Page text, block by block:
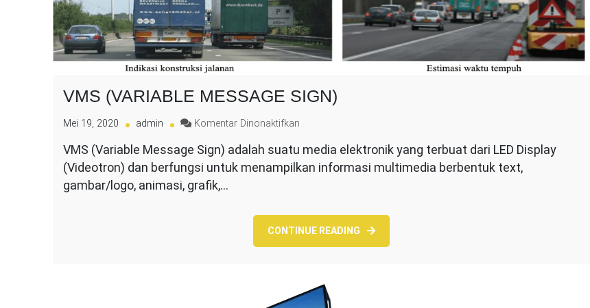
VMS (VARIABLE MESSAGE SIGN)
Mei 19, 2020 admin Komentar Dinonaktifkan
(VARIABLE
MESSAGE
VMS (Variable Message Sign) adalah suatu media elektronik yang terbuat dari LED Display
(Videotron) dan berfungsi untuk menampilkan informasi multimedia berbentuk text,
gambar/logo, animasi, grafik,…
CONTINUE READING